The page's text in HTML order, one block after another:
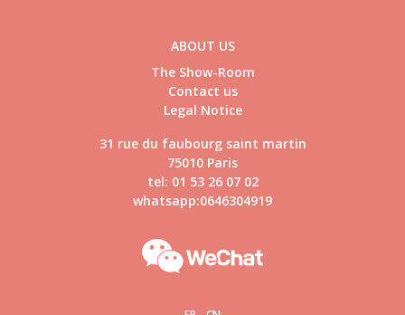
ABOUT US
The Show-Room
Contact us
Legal Notice
31 rue du faubourg saint martin
75010 Paris
tel: 01 53 26 07 02
whatsapp:0646304919